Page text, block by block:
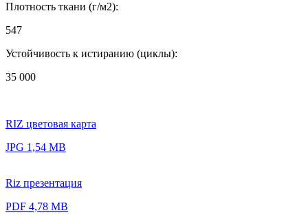
Плотность ткани (г/м2):
547
Устойчивость к истиранию (циклы):
35 000
RIZ цветовая карта
JPG 1,54 MB
Riz презентация
PDF 4,78 MB